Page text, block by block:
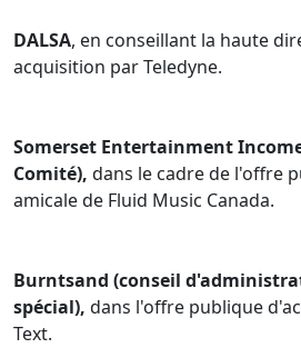
DALSA, en conseillant la haute
acquisition par Teledyne.
Somerset Entertainment
Comité), dans le cadre de l'offre
amicale de Fluid Music Canada.
Burntsand (conseil
spécial), dans l'offre publique
Text.